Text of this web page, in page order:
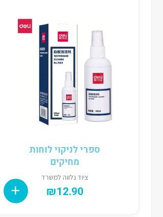
ספרי לניקוי לוחות
מחיקים
ציוד נלווה למשרד
₪12.90